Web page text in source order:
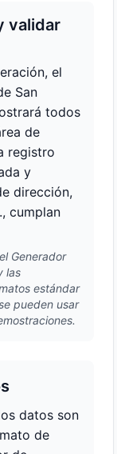
validar
el
San
todos
de
registro
y
dirección,
cumplan
Generador
las
estándar
pueden usar
datos son
de